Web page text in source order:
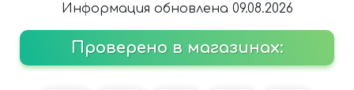
Информация обновлена 09.08.2026
Проверено в магазинах: